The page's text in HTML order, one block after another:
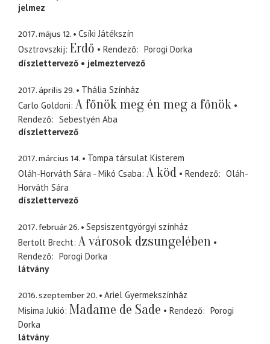
jelmez
2017. május 12.
Csíki Játékszín
Osztrovszkij Erdő Rendező
Porogi Dorka
díszlettervező
jelmeztervező
2017. április 29.
Thália Színház
Carlo Goldoni A főnök meg én meg a főnök
Rendező
Sebestyén Aba
díszlettervező
2017. március 14.
Tompa társulat Kisterem
Oláh-Horváth Sára - Mikó Csaba A köd Rendező
Oláh-
Horváth Sára
díszlettervező
2017. február 26.
Sepsiszentgyörgyi színház
Bertolt Brecht A városok dzsungelében
Rendező
Porogi Dorka
látvány
2016. szeptember 20.
Ariel Gyermekszínház
Misima Jukió Madame de Sade Rendező
Porogi
Dorka
látvány